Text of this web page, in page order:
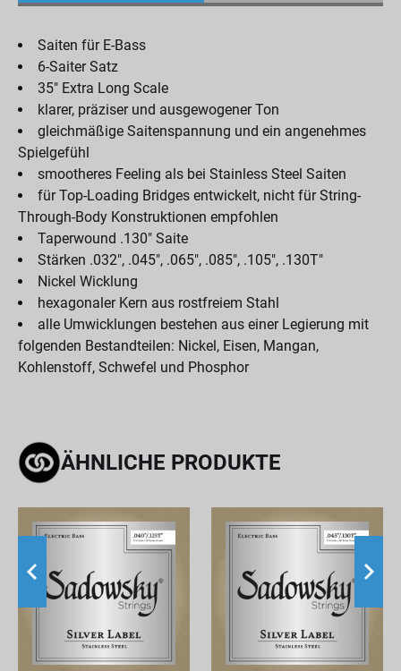
Saiten für E-Bass
6-Saiter Satz
35" Extra Long Scale
klarer, präziser und ausgewogener Ton
gleichmäßige Saitenspannung und ein angenehmes
Spielgefühl
smootheres Feeling als bei Stainless Steel Saiten
für Top-Loading Bridges entwickelt, nicht für String-
Through-Body Konstruktionen empfohlen
Taperwound .130" Saite
Stärken .032", .045", .065", .085", .105", .130T"
Nickel Wicklung
hexagonaler Kern aus rostfreiem Stahl
alle Umwicklungen bestehen aus einer Legierung mit
folgenden Bestandteilen: Nickel, Eisen, Mangan,
Kohlenstoff, Schwefel und Phosphor
ÄHNLICHE PRODUKTE